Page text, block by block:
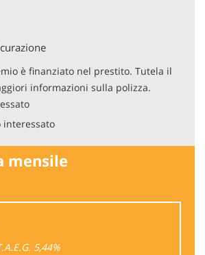
è finanziato nel prestito. Tutela il
informazioni sulla polizza.
interessato
mensile
5,44%